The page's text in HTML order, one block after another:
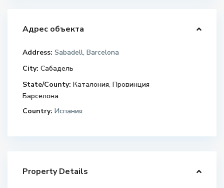
Адрес объекта
Address: Sabadell, Barcelona
City: Сабадель
State/County: Каталония,Провинция
Барселона
Country: Испания
Property Details